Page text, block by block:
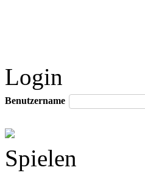
Login
Benutzername
Spielen